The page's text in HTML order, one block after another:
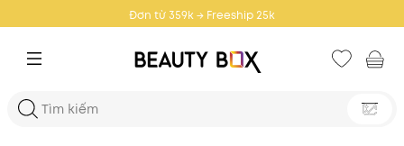
Đơn từ 459k → Freeship toàn quốc